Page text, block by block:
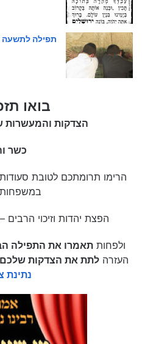
תפילה
בואו
הצדקות והמעשרות
כשר
הרימו תרומתכם לטובת
במשפחות
הפצת יהדות וזיכוי
ולפחותתאמרו את התפילה
העזרהלתת את הצדקות שלכם
נתינת